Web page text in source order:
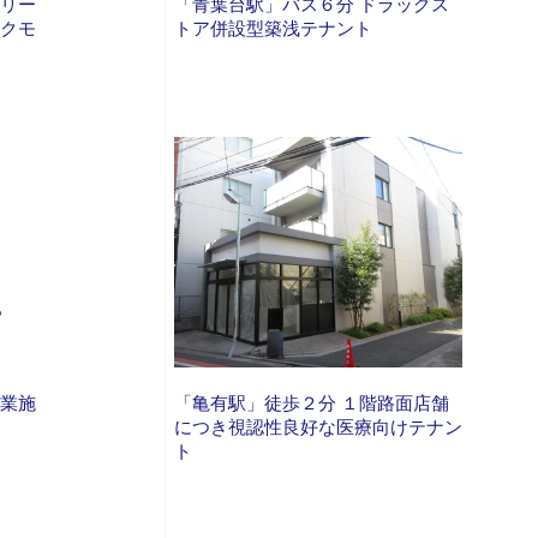
ー
モ
「青葉台駅」バス６分 ドラッグス
トア併設型築浅テナント
施
「亀有駅」徒歩２分 １階路面店舗
につき視認性良好な医療向けテナン
ト